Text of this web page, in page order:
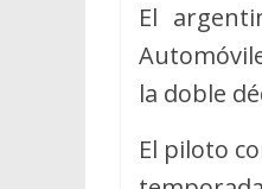
El
la doble
El piloto